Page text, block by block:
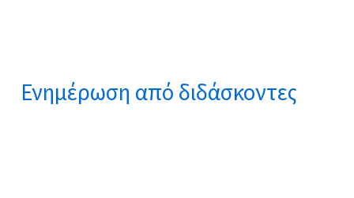
Ενημέρωση από διδάσκοντες